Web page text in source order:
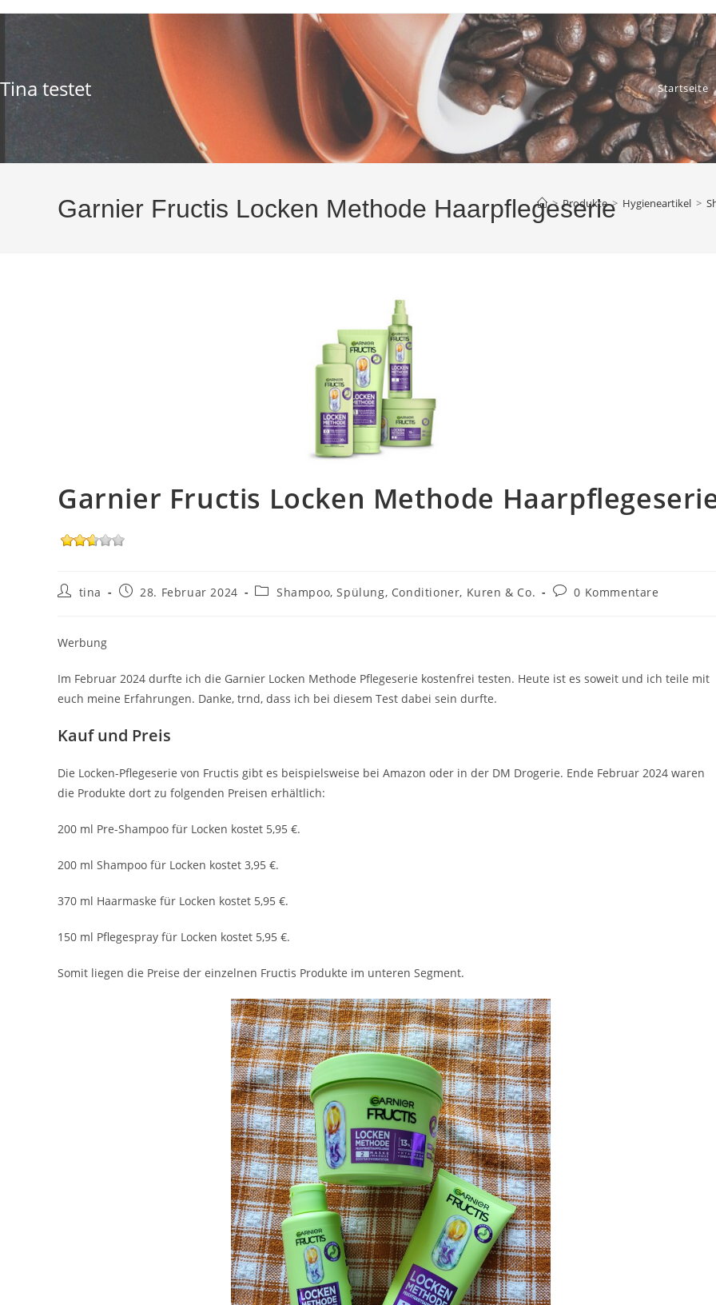
springen
Tina testet Startseite
Garnier Fructis Locken Methode Haarpflegeserie
> Produkte > Hygieneartikel >
Garnier Fructis Locken Methode
Beitrags-
tina
Beitrag28. Februar 2024
Beitrags-
Shampoo, Spülung, Conditioner, Kuren & Co.
Beitrags-
0 Kommentare
Werbung
Im Februar 2024 durfte ich die Garnier Locken Methode Pflegeserie kostenfrei testen. Heute ist es soweit und ich teile mit
euch meine Erfahrungen. Danke, trnd, dass ich bei diesem Test dabei sein durfte.
Kauf und Preis
Die Locken-Pflegeserie von Fructis gibt es beispielsweise bei Amazon oder in der DM Drogerie. Ende Februar 2024 waren
die Produkte dort zu folgenden Preisen erhältlich:
200 ml Pre-Shampoo für Locken kostet 5,95 €.
200 ml Shampoo für Locken kostet 3,95 €.
370 ml Haarmaske für Locken kostet 5,95 €.
150 ml Pflegespray für Locken kostet 5,95 €.
Somit liegen die Preise der einzelnen Fructis Produkte im unteren Segment.